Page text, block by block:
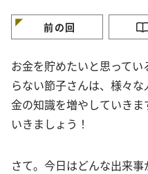
前の回
お金を貯めたいと思って
らない節子さんは、様々
金の知識を増やしていき
いきましょう！
さて。今日はどんな出来事